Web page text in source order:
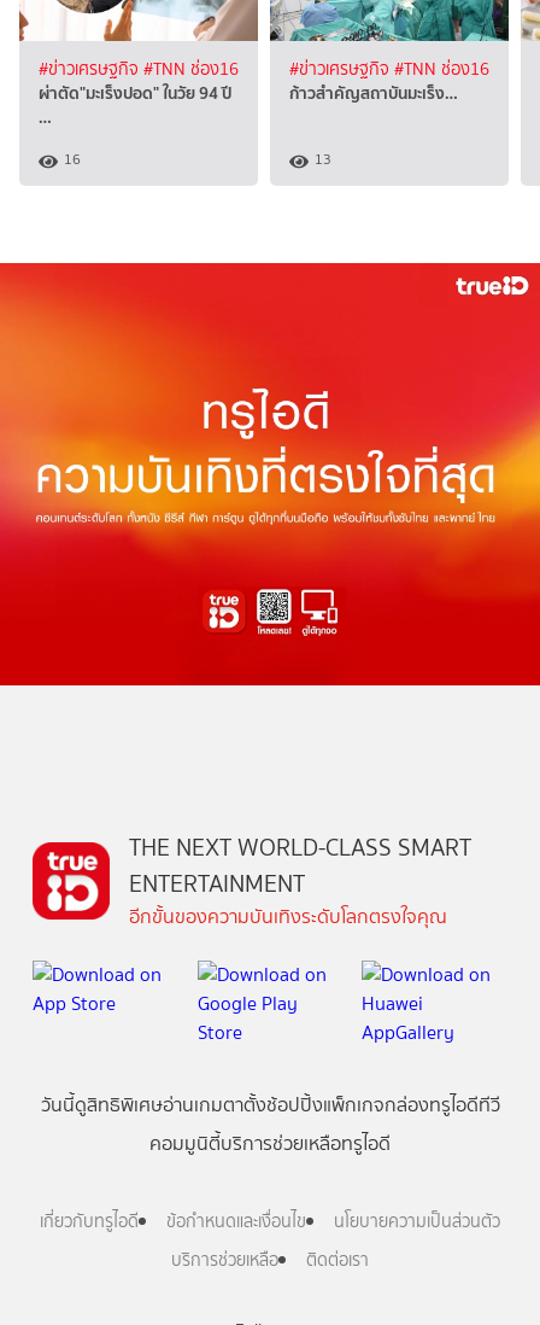
#ข่าวเศรษฐกิจ #TNN ช่อง16
ผ่าตัด"มะเร็งปอด" ในวัย 94 ปี
…
16
#ข่าวเศรษฐกิจ #TNN ช่อง16
ก้าวสำคัญสถาบันมะเร็ง…
13
THE NEXT WORLD-CLASS SMART
ENTERTAINMENT
อีกขั้นของความบันเทิงระดับโลกตรงใจคุณ
วันนี้ดูสิทธิพิเศษอ่านเกมตาตั้งช้อปปิ้งแพ็กเกจกล่องทรูไอดีทีวี
คอมมูนิตี้บริการช่วยเหลือทรูไอดี
เกี่ยวกับทรูไอดี ข้อกำหนดและเงื่อนไข
นโยบายความเป็นส่วนตัว
บริการช่วยเหลือ
ติดต่อเรา